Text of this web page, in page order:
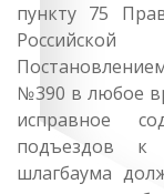
пункту 75
№390 в любое
исправное
подъездов к
шлагбаума